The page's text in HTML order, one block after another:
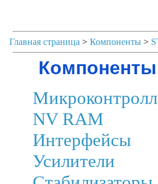
Главная страница > Компоненты >
NV RAM
Интерфейсы
Усилители